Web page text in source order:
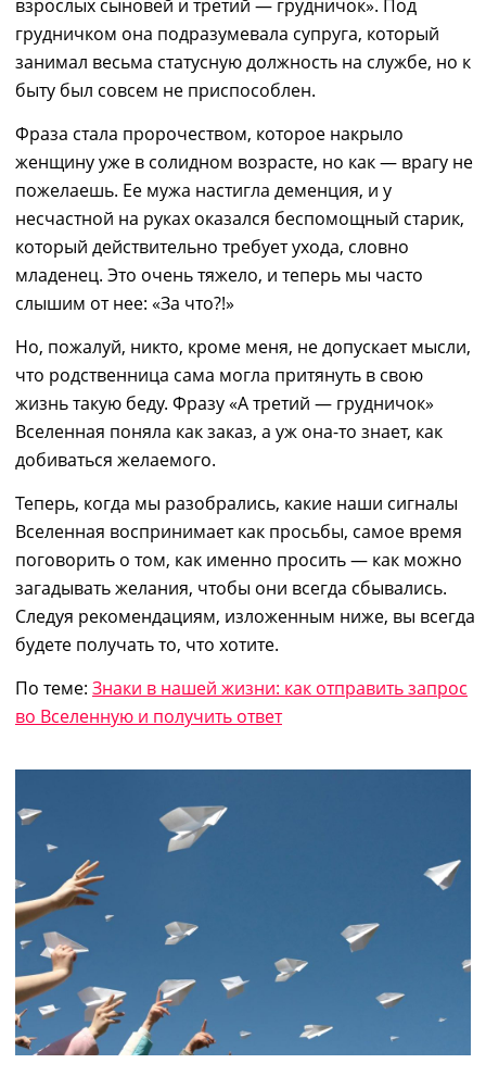
взрослых сыновей и третий — грудничок». Под
грудничком она подразумевала супруга, который
занимал весьма статусную должность на службе, но к
быту был совсем не приспособлен.
Фраза стала пророчеством, которое накрыло
женщину уже в солидном возрасте, но как — врагу не
пожелаешь. Ее мужа настигла деменция, и у
несчастной на руках оказался беспомощный старик,
который действительно требует ухода, словно
младенец. Это очень тяжело, и теперь мы часто
слышим от нее: «За что?!»
Но, пожалуй, никто, кроме меня, не допускает мысли,
что родственница сама могла притянуть в свою
жизнь такую беду. Фразу «Атретий — грудничок»
Вселенная поняла как заказ, а уж она-то знает, как
добиваться желаемого.
Теперь, когда мы разобрались, какие наши сигналы
Вселенная воспринимает как просьбы, самое время
поговорить о том, как именно просить — как можно
загадывать желания, чтобы они всегда сбывались.
Следуя рекомендациям, изложенным ниже, вы всегда
будете получать то, что хотите.
По теме: Знаки в нашей жизни: как отправить запрос
во Вселенную и получить ответ